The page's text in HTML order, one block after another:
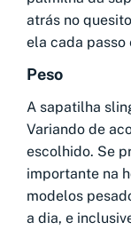
atrás no
ela cada passo
Peso
A sapatilha
Variando de
escolhido. Se
importante na
modelos
a dia, e